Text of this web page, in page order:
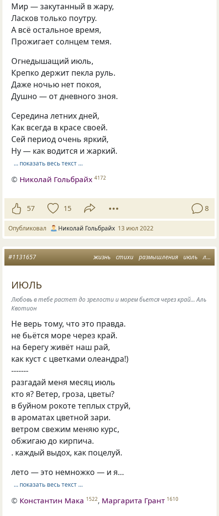
Мир — закутанный в жару,
Ласков только поутру.
А всё остальное время,
Прожигает солнцем темя.
Огнедышащий июль,
Крепко держит пекла руль.
Даже ночью нет покоя,
Душно — от дневного зноя.
Середина летних дней,
Как всегда в красе своей.
Сей период очень яркий,
Ну — как водится и жаркий.
… показать весь текст …
© Николай Гольбрайх 4172
57 15 8
Опубликовал Николай Гольбрайх 13 июл 2022
жизнь стихи размышления июль лето
#1131657
ИЮЛЬ
Любовь в тебе растет до зрелости и морем бьется через край... Аль
Квотион
Не верь тому, что это правда.
не бьётся море через край.
на берегу живёт наш рай,
как куст с цветками олеандра!)
-------
разгадай меня месяц июль
кто я? Ветер, гроза, цветы?
в буйном рокоте теплых струй,
в ароматах цветной зари.
ветром свежим меняю курс,
обжигаю до кирпича.
. каждый выдох, как поцелуй.
лето — это немножко — и я…
… показать весь текст …
© Константин Мака 1522, Маргарита Грант 1610